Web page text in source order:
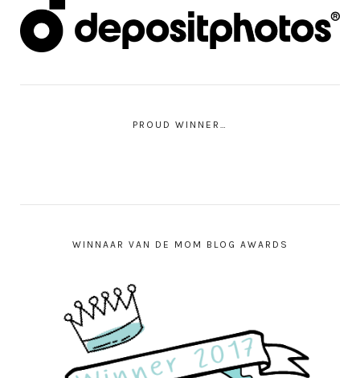
PROUD WINNER…
WINNAAR VAN DE MOM BLOG AWARDS